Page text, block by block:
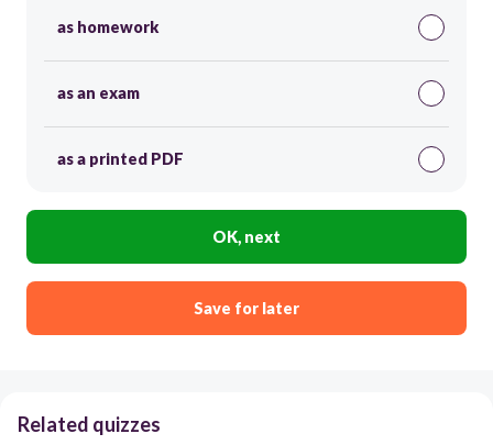
as homework
as an exam
as a printed PDF
OK, next
Save for later
Related quizzes